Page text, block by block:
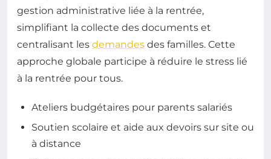
gestion administrative liée à la rentrée,
simplifiant la collecte des documents et
centralisant les demandes des familles. Cette
approche globale participe à réduire le stress lié
à la rentrée pour tous.
Ateliers budgétaires pour parents salariés
Soutien scolaire et aide aux devoirs sur site ou
à distance